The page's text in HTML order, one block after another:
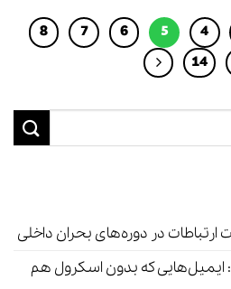
4
5
6
7
8
14
Zero-Scroll Email Design: ایمیل‌هایی که بدون اسکرول هم